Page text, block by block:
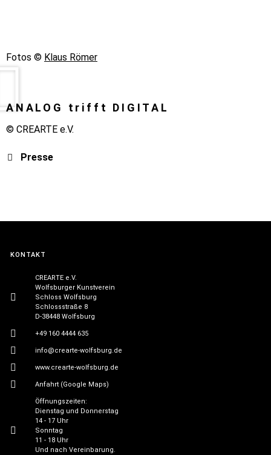
Fotos © Klaus Römer
ANALOG trifft DIGITAL
© CREARTE e.V.
Presse
KONTAKT
CREARTE e.V.
Wolfsburger Kunstverein
Schloss Wolfsburg
Schlossstraße 8
D-38448 Wolfsburg
+49 160 4444 635
info@crearte-wolfsburg.de
www.crearte-wolfsburg.de
Anfahrt (Google Maps)
Öffnungszeiten:
Dienstag und Donnerstag
14 - 17 Uhr
Sonntag
11 - 18 Uhr
Und nach Vereinbarung.